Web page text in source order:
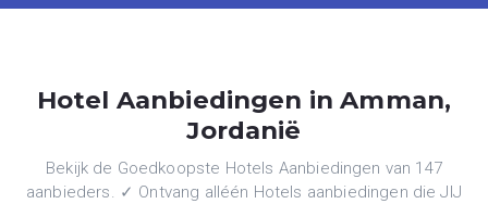
Hotel Aanbiedingen in Amman,
Jordanië
Bekijk de Goedkoopste Hotels Aanbiedingen van 147
aanbieders. ✓ Ontvang alléén Hotels aanbiedingen die JIJ